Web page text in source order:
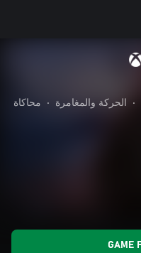
• الحركة والمغامرة •
محاكاة